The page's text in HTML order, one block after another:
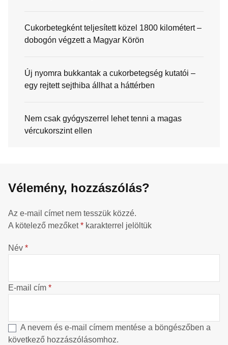
Cukorbetegként teljesített közel 1800 kilométert –
dobogón végzett a Magyar Körön
Új nyomra bukkantak a cukorbetegség kutatói –
egy rejtett sejthiba állhat a háttérben
Nem csak gyógyszerrel lehet tenni a magas
vércukorszint ellen
Vélemény, hozzászólás?
Az e-mail címet nem tesszük közzé.
A kötelező mezőket* karakterrel jelöltük
Név *
E-mail cím *
A nevem és e-mail címem mentése a böngészőben a
következő hozzászólásomhoz.